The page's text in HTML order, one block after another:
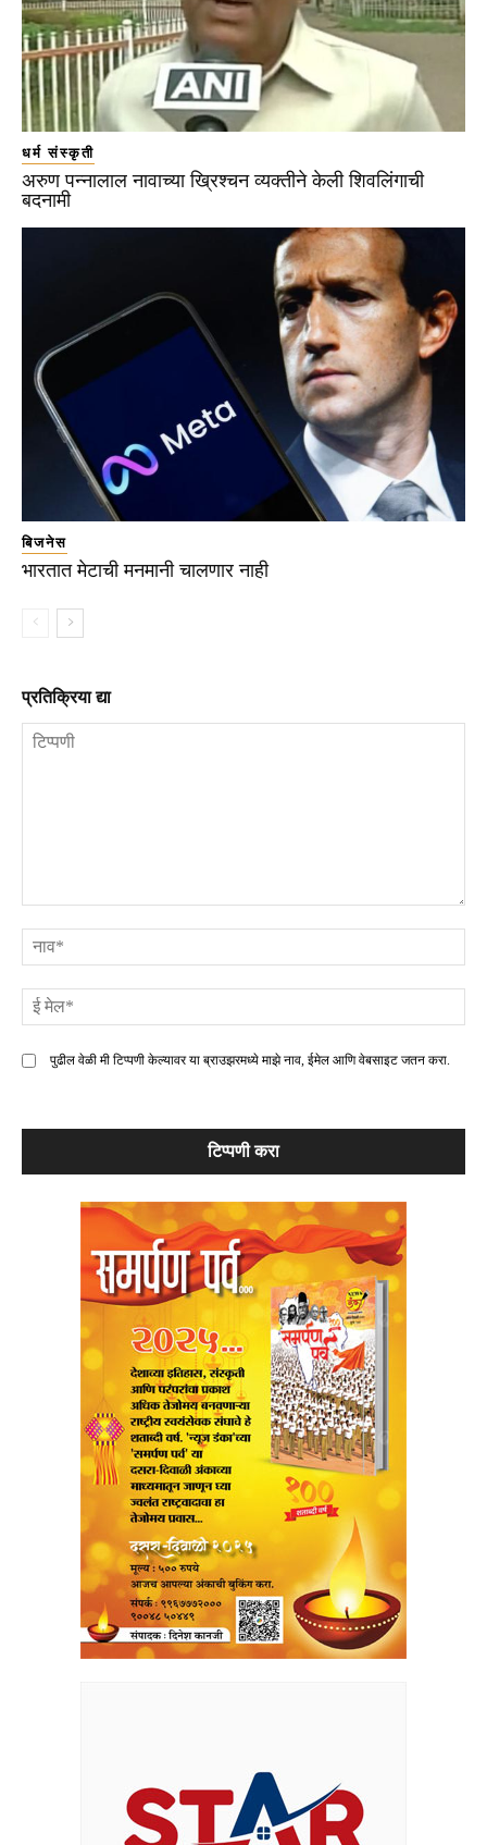
धर्म संस्कृती
अरुण पन्नालाल नावाच्या ख्रिश्चन व्यक्तीने केली शिवलिंगाची
बदनामी
बिजनेस
भारतात मेटाची मनमानी चालणार नाही
प्रतिक्रिया द्या
पुढील वेळी मी टिप्पणी केल्यावर या ब्राउझरमध्ये माझे नाव, ईमेल आणि वेबसाइट जतन करा.